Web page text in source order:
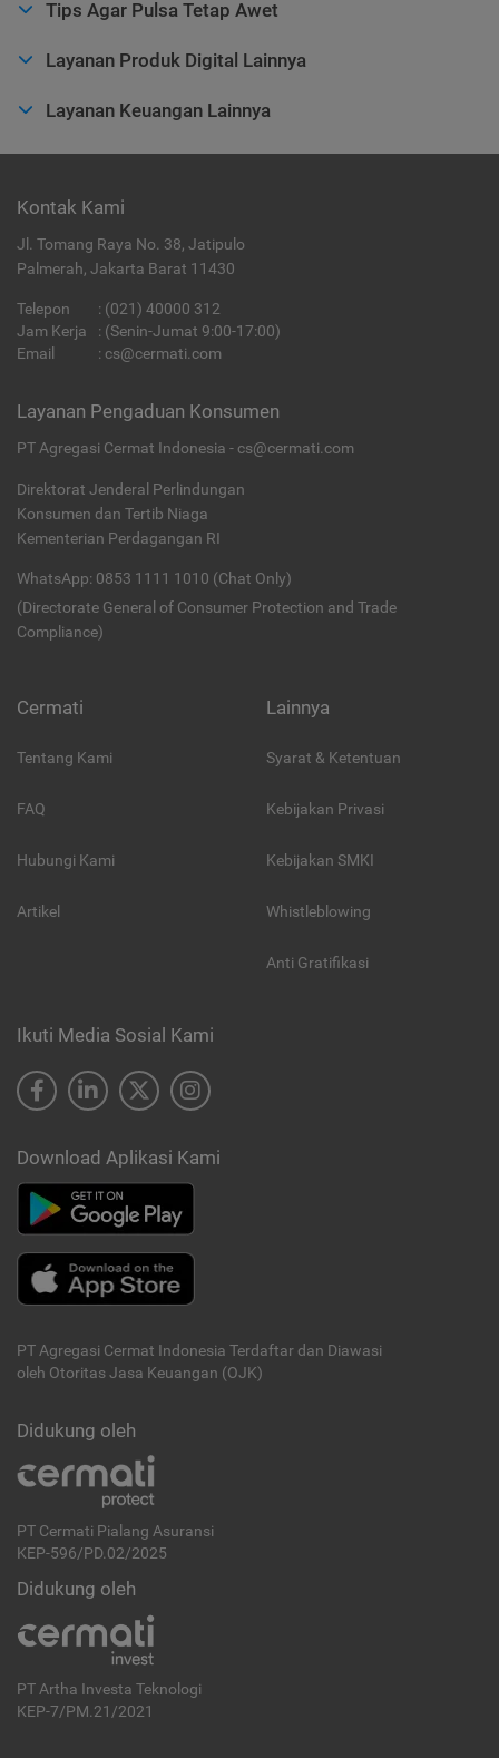
Tips Agar Pulsa Tetap Awet
Layanan Produk Digital Lainnya
Layanan Keuangan Lainnya
Kontak Kami
Jl. Tomang Raya No. 38, Jatipulo
Palmerah, Jakarta Barat 11430
Telepon : (021) 40000 312
Jam Kerja
: (Senin-Jumat 9:00-17:00)
Email
: cs@cermati.com
Layanan Pengaduan Konsumen
PT Agregasi Cermat Indonesia - cs@cermati.com
Direktorat Jenderal Perlindungan
Konsumen dan Tertib Niaga
Kementerian Perdagangan RI
WhatsApp: 0853 1111 1010 (Chat Only)
(Directorate General of Consumer Protection and Trade
Compliance)
Cermati
Tentang Kami
FAQ
Hubungi Kami
Artikel
Lainnya
Syarat & Ketentuan
Kebijakan Privasi
Kebijakan SMKI
Whistleblowing
Anti Gratifikasi
Ikuti Media Sosial Kami
Download Aplikasi Kami
PT Agregasi Cermat Indonesia Terdaftar dan Diawasi
oleh Otoritas Jasa Keuangan (OJK)
Didukung oleh
PT Cermati Pialang Asuransi
KEP-596/PD.02/2025
Didukung oleh
PT Artha Investa Teknologi
KEP-7/PM.21/2021